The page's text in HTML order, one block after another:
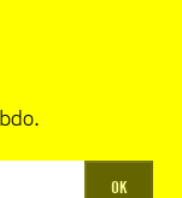
OK